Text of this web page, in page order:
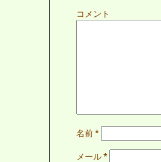
コメント
名前*
メール*